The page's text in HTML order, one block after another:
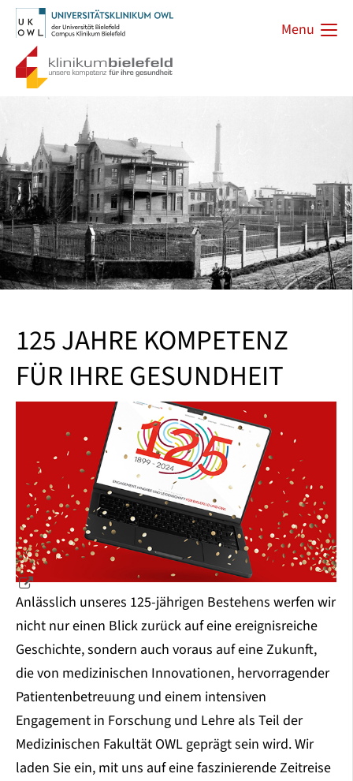
Menu
125 JAHRE KOMPETENZ
FÜR IHRE GESUNDHEIT
Anlässlich unseres 125-jährigen Bestehens werfen wir
nicht nur einen Blick zurück auf eine ereignisreiche
Geschichte, sondern auch voraus auf eine Zukunft,
die von medizinischen Innovationen, hervorragender
Patientenbetreuung und einem intensiven
Engagement in Forschung und Lehre als Teil der
Medizinischen Fakultät OWL geprägt sein wird. Wir
laden Sie ein, mit uns auf eine faszinierende Zeitreise